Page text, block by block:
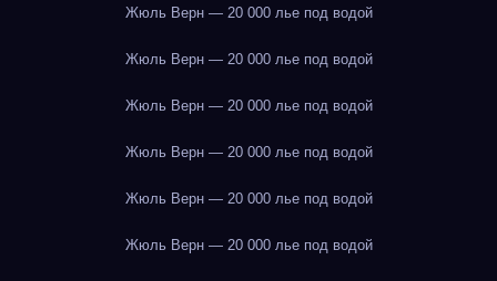
Жюль Верн — 20 000 лье под водой
Жюль Верн — 20 000 лье под водой
Жюль Верн — 20 000 лье под водой
Жюль Верн — 20 000 лье под водой
Жюль Верн — 20 000 лье под водой
Жюль Верн — 20 000 лье под водой